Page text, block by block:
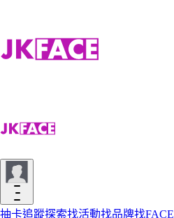
抽卡追蹤探索找活動找品牌找FACE